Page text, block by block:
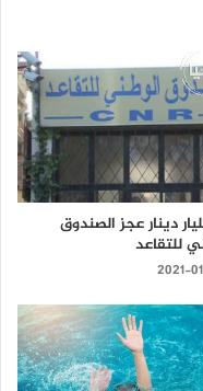
دينار عجز الصندوق
للتقاعد
2021-